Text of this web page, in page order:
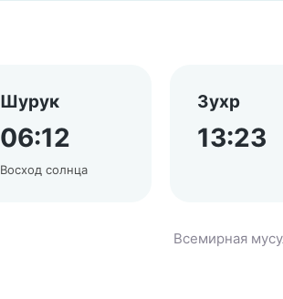
Шурук
06:12
Восход солнца
Зухр
13:23
Всемирная